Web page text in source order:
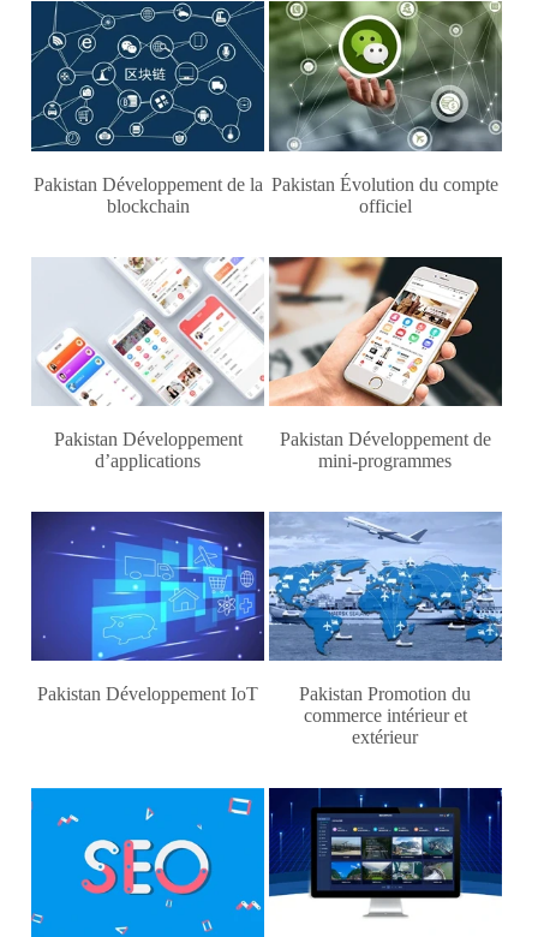
Pakistan Développement de la
blockchain
Pakistan Évolution du compte
officiel
Pakistan Développement
d’applications
Pakistan Développement de
mini-programmes
Pakistan Développement IoT
Pakistan Promotion du
commerce intérieur et
extérieur